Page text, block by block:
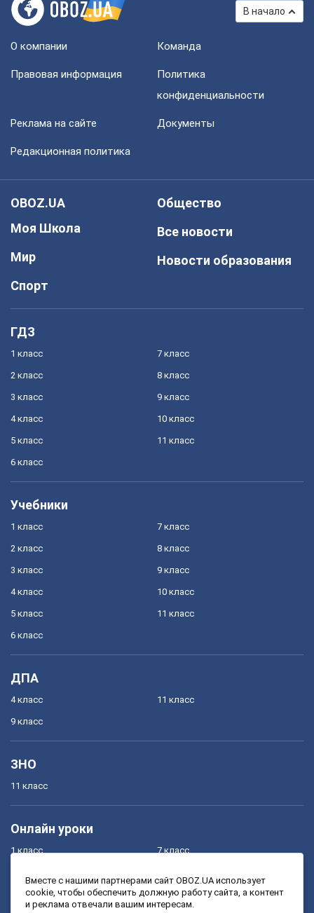
В начало
О компании Команда
Правовая информация
Политика
конфиденциальности
Реклама на сайте Документы
Редакционная политика
OBOZ.UA
Моя Школа
Мир
Спорт
Общество
Все новости
Новости образования
ГДЗ
1 класс
2 класс
3 класс
4 класс
5 класс
6 класс
7 класс
8 класс
9 класс
10 класс
11 класс
Учебники
1 класс
2 класс
3 класс
4 класс
5 класс
6 класс
7 класс
8 класс
9 класс
10 класс
11 класс
ДПА
4 класс
9 класс
11 класс
ЗНО
11 класс
Онлайн уроки
1 класс
3 класс
7 класс
9 класс
Вместе с нашими партнерами сайт OBOZ.UA использует
cookie, чтобы обеспечить должную работу сайта, а контент
и реклама отвечали вашим интересам.